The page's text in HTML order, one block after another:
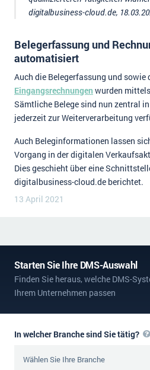
digitalbusiness-cloud.de,
Belegerfassung und
automatisiert
Auch die Belegerfassung und sowie
Eingangsrechnungen wurden
Sämtliche Belege sind nun zentral
jederzeit zur Weiterverarbeitung
Auch Beleginformationen lassen
Vorgang in der digitalen
Dies geschieht über eine
digitalbusiness-cloud.de berichtet.
13 April 2021
Starten Sie Ihre DMS-Auswahl
Finden Sie heraus, welche DMS-
Ihrem Unternehmen passen
In welcher Branche sind Sie tätig?